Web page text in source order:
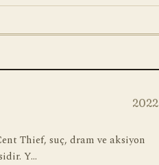
2022
Thief, suç, dram ve aksiyon
Y…